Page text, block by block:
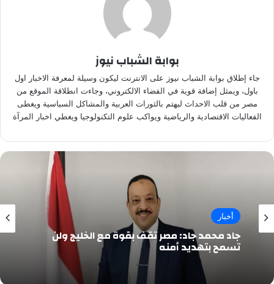
بوابة الشباب نيوز
جاء إطلاق بوابة الشباب نيوز على الانترنت ليكون وسيلة لمعرفة الاخبار اول
باول، ويمثل إضافة قوية في الفضاء الالكتروني، وجاءت انطلاقة الموقع من
مصر من قلب الاحداث ليهتم بالثورات العربية والمشاكل السياسية ويغطى
الفعاليات الاقتصادية والرياضية ويواكب علوم التكنولوجيا ويغطي اخبار المرآة
أخبار
جاد محمد جاد: مصر تقف بقوة مع الخليج ولن
تسمح بتهديد أمنه